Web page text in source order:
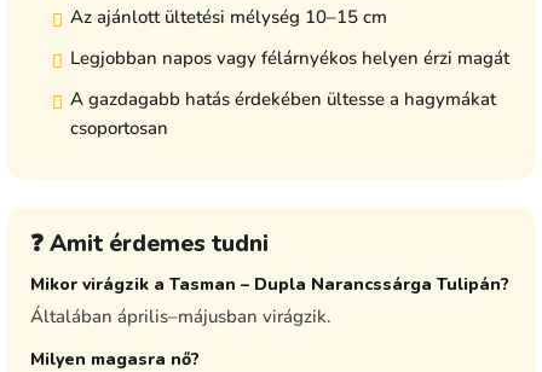
Az ajánlott ültetési mélység 10–15 cm
Legjobban napos vagy félárnyékos helyen érzi magát
A gazdagabb hatás érdekében ültesse a hagymákat
csoportosan
❓ Amit érdemes tudni
Mikor virágzik a Tasman – Dupla Narancssárga Tulipán?
Általában április–májusban virágzik.
Milyen magasra nő?